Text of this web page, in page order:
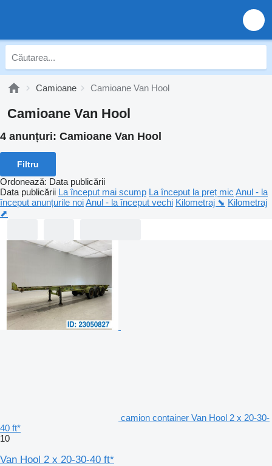
Camioane Camioane Van Hool
Camioane Van Hool
4 anunțuri: Camioane Van Hool
Filtru
Ordonează: Data publicării
Data publicării La început mai scump La început la preț mic Anul - la
început anunțurile noiAnul - la început vechi Kilometraj ⬊ Kilometraj
⬈
camion container Van Hool 2 x 20-30-
40 ft*
10
Van Hool 2 x 20-30-40 ft*